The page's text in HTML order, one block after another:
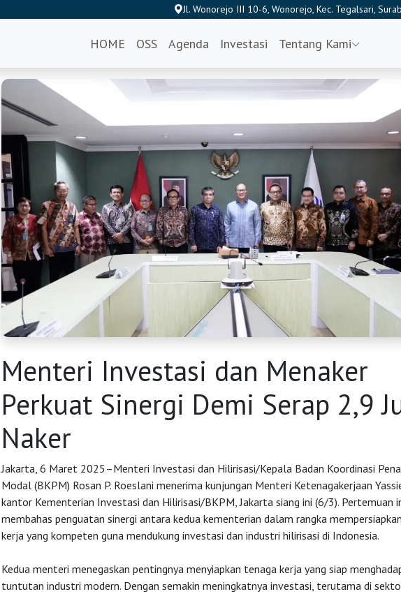
Jl. Wonorejo III 10-6, Wonorejo, Kec. Tegalsari,
HOME OSS Agenda Investasi Tentang Kami
Menteri Investasi dan Menaker
Perkuat Sinergi Demi Serap 2,9
Naker
Jakarta, 6 Maret 2025–Menteri Investasi dan Hilirisasi/Kepala Badan Koordinasi
Modal (BKPM) Rosan P. Roeslani menerima kunjungan Menteri Ketenagakerjaan
kantor Kementerian Investasi dan Hilirisasi/BKPM, Jakarta siang ini (6/3). Pertemuan
membahas penguatan sinergi antara kedua kementerian dalam rangka
kerja yang kompeten guna mendukung investasi dan industri hilirisasi di Indonesia.
Kedua menteri menegaskan pentingnya menyiapkan tenaga kerja yang siap
tuntutan industri modern. Dengan semakin meningkatnya investasi, terutama di